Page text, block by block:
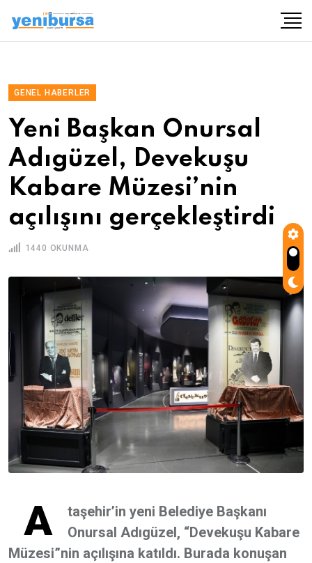
GENEL HABERLER
Yeni Başkan Onursal
Adıgüzel, Devekuşu
Kabare Müzesi’nin
açılışını gerçekleştirdi
1440 OKUNMA
A
taşehir’in yeni Belediye Başkanı
Onursal Adıgüzel, “Devekuşu Kabare
Müzesi”nin açılışına katıldı. Burada konuşan